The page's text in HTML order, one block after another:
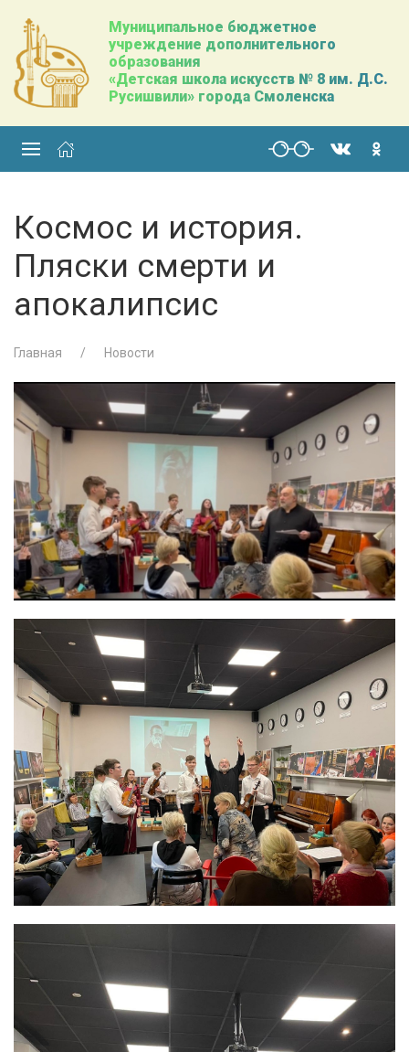
Муниципальное бюджетное
учреждение дополнительного
образования
«Детская школа искусств № 8 им. Д.С.
Русишвили» города Смоленска
Космос и история.
Пляски смерти и
апокалипсис
Главная Новости